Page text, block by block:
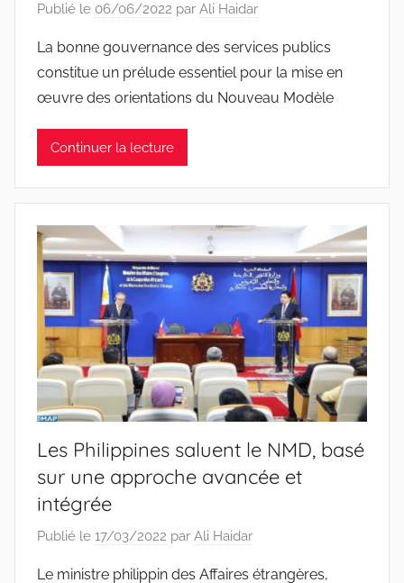
Publié le 06/06/2022 par Ali Haidar
La bonne gouvernance des services publics
constitue un prélude essentiel pour la mise en
œuvre des orientations du Nouveau Modèle
Continuer la lecture
Les Philippines saluent le NMD, basé
sur une approche avancée et
intégrée
Publié le 17/03/2022 par Ali Haidar
Le ministre philippin des Affaires étrangères,